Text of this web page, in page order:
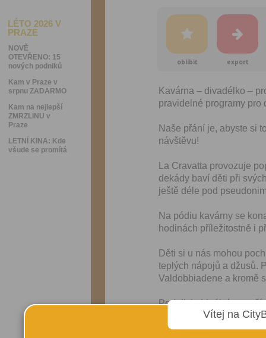
LÉTO 2026 V
PRAZE
NOVĚ
OTEVŘENO: 15
nových podniků
Kam v Praze v
srpnu ZADARMO
Kam na nejlepší
ZMRZLINU v
Praze
LETNÍ KINA: Kde
všude se promítá
oblíbit export
Kavárna – divadélko –
pravidelné programy pro
Naše přání je, abyste si
návštěvu!
La Cravatta provozuje
dekády baví děti při
ještě déle pod
Na pódiu kavárny se
hodinách příležitostně i
Děti si u nás mohou
teplých nápojů a džusů.
Valdobbiadene a kromě
Podnik je ideální na
variability prostor,
Vítej na